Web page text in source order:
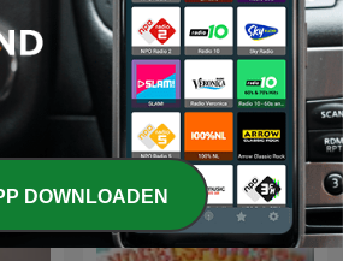
weergeven
en fitness- Alles bekijken
DOWNLOADEN